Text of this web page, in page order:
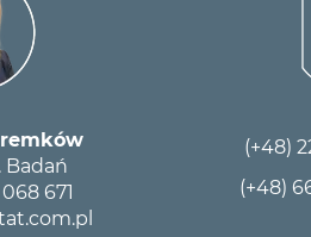
Badań
671
(+48)
(+48)